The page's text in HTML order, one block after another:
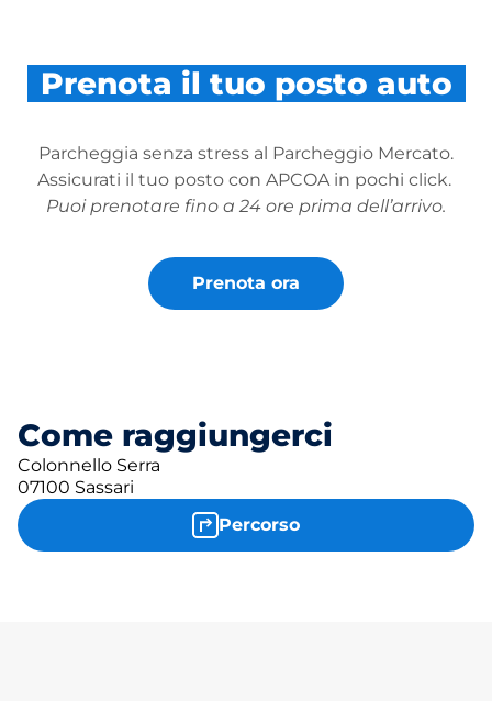
Prenota il tuo posto auto
Parcheggia senza stress al Parcheggio Mercato.
Assicurati il tuo posto con APCOA in pochi click.
Puoi prenotare fino a 24 ore prima dell’arrivo.
Prenota ora
Come raggiungerci
Colonnello Serra
07100 Sassari
Percorso